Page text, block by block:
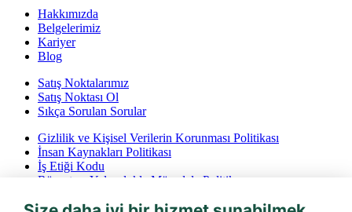
Hakkımızda
Belgelerimiz
Kariyer
Blog
Satış Noktalarımız
Satış Noktası Ol
Sıkça Sorulan Sorular
Gizlilik ve Kişisel Verilerin Korunması Politikası
İnsan Kaynakları Politikası
İş Etiği Kodu
Rüşvet ve Yolsuzlukla Mücadele Politikası
Bilgi Toplumu Hizmetleri